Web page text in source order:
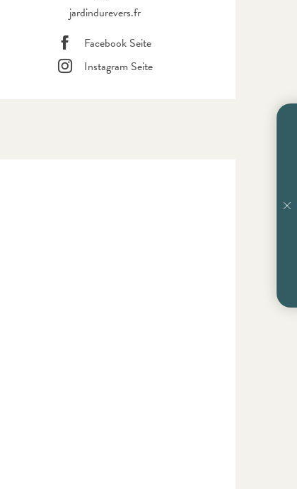
jardindurevers.fr
Facebook Seite
Instagram Seite